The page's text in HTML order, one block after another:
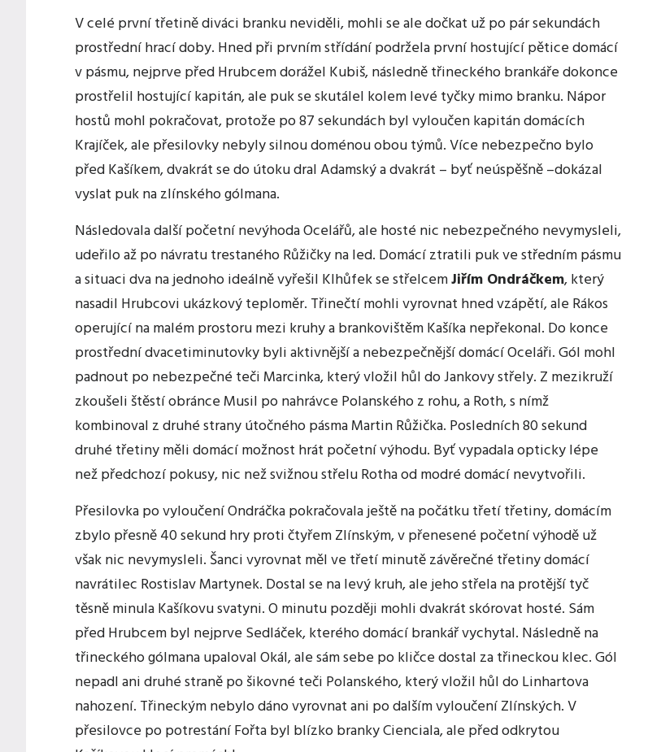
V celé první třetině diváci branku neviděli, mohli se ale dočkat už po pár sekundách
prostřední hrací doby. Hned při prvním střídání podržela první hostující pětice domácí
v pásmu, nejprve před Hrubcem dorážel Kubiš, následně třineckého brankáře dokonce
prostřelil hostující kapitán, ale puk se skutálel kolem levé tyčky mimo branku. Nápor
hostů mohl pokračovat, protože po 87 sekundách byl vyloučen kapitán domácích
Krajíček, ale přesilovky nebyly silnou doménou obou týmů. Více nebezpečno bylo
před Kašíkem, dvakrát se do útoku dral Adamský a dvakrát – byť neúspěšně –dokázal
vyslat puk na zlínského gólmana.
Následovala další početní nevýhoda Ocelářů, ale hosté nic nebezpečného nevymysleli,
udeřilo až po návratu trestaného Růžičky na led. Domácí ztratili puk ve středním pásmu
a situaci dva na jednoho ideálně vyřešil Klhůfek se střelcemJiřím Ondráčkem, který
nasadil Hrubcovi ukázkový teploměr. Třinečtí mohli vyrovnat hned vzápětí, ale Rákos
operující na malém prostoru mezi kruhy a brankovištěm Kašíka nepřekonal. Do konce
prostřední dvacetiminutovky byli aktivnější a nebezpečnější domácí Oceláři. Gól mohl
padnout po nebezpečné teči Marcinka, který vložil hůl do Jankovy střely. Z mezikruží
zkoušeli štěstí obránce Musil po nahrávce Polanského z rohu, a Roth, s nímž
kombinoval z druhé strany útočného pásma Martin Růžička. Posledních 80 sekund
druhé třetiny měli domácí možnost hrát početní výhodu. Byť vypadala opticky lépe
než předchozí pokusy, nic než svižnou střelu Rotha od modré domácí nevytvořili.
Přesilovka po vyloučení Ondráčka pokračovala ještě na počátku třetí třetiny, domácím
zbylo přesně 40 sekund hry proti čtyřem Zlínským, v přenesené početní výhodě už
však nic nevymysleli. Šanci vyrovnat měl ve třetí minutě závěrečné třetiny domácí
navrátilec Rostislav Martynek. Dostal se na levý kruh, ale jeho střela na protější tyč
těsně minula Kašíkovu svatyni. O minutu později mohli dvakrát skórovat hosté. Sám
před Hrubcem byl nejprve Sedláček, kterého domácí brankář vychytal. Následně na
třineckého gólmana upaloval Okál, ale sám sebe po kličce dostal za třineckou klec. Gól
nepadl ani druhé straně po šikovné teči Polanského, který vložil hůl do Linhartova
nahození. Třineckým nebylo dáno vyrovnat ani po dalším vyloučení Zlínských. V
přesilovce po potrestání Fořta byl blízko branky Cienciala, ale před odkrytou